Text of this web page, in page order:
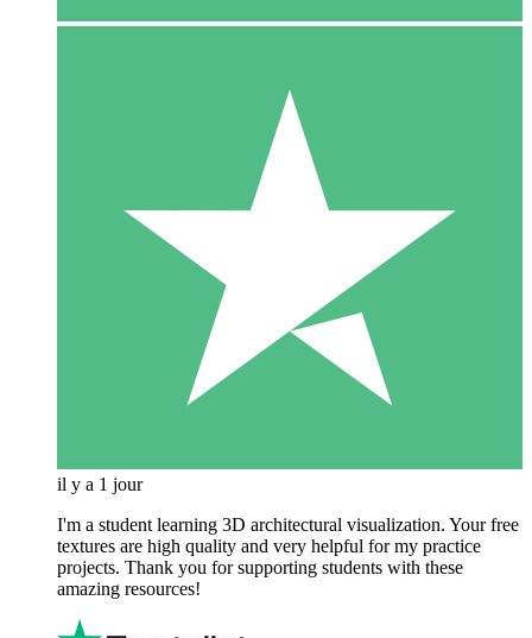
il y a 1 jour
I'm a student learning 3D architectural visualization. Your free
textures are high quality and very helpful for my practice
projects. Thank you for supporting students with these
amazing resources!